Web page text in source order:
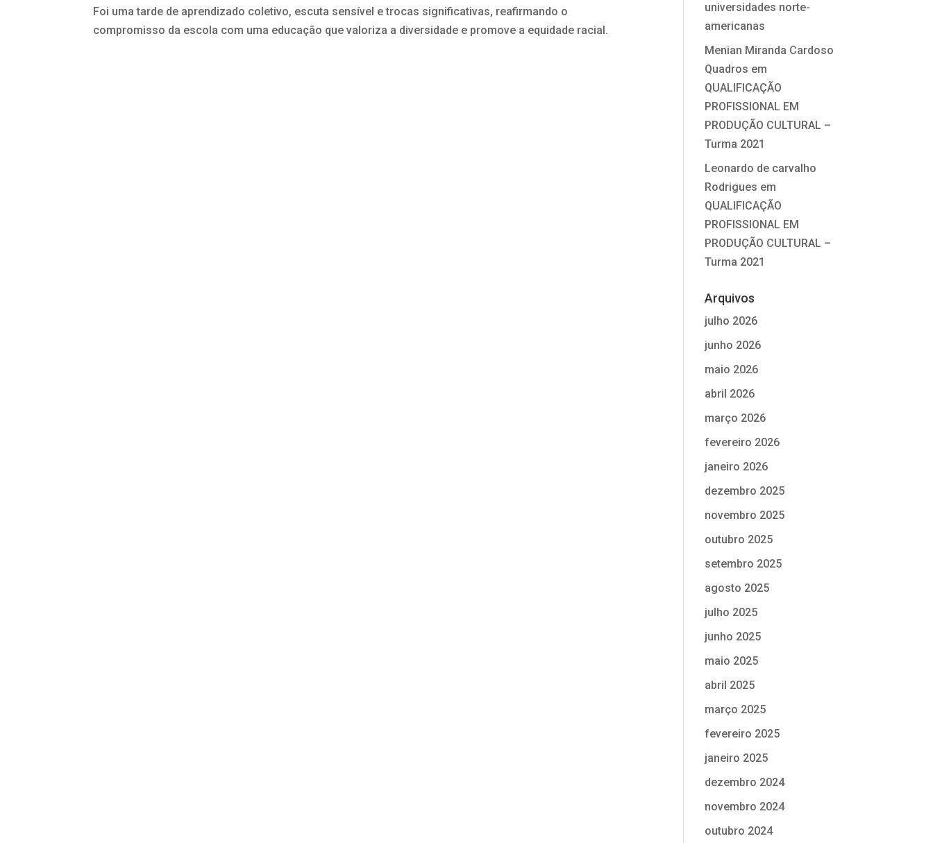
Foi uma tarde de aprendizado coletivo, escuta sensível e trocas significativas, reafirmando o
compromisso da escola com uma educação que valoriza a diversidade e promove a equidade racial.
universidades norte-
americanas
Menian Miranda Cardoso
Quadros em
QUALIFICAÇÃO
PROFISSIONAL EM
PRODUÇÃO CULTURAL –
Turma 2021
Leonardo de carvalho
Rodrigues em
QUALIFICAÇÃO
PROFISSIONAL EM
PRODUÇÃO CULTURAL –
Turma 2021
Arquivos
julho 2026
junho 2026
maio 2026
abril 2026
março 2026
fevereiro 2026
janeiro 2026
dezembro 2025
novembro 2025
outubro 2025
setembro 2025
agosto 2025
julho 2025
junho 2025
maio 2025
abril 2025
março 2025
fevereiro 2025
janeiro 2025
dezembro 2024
novembro 2024
outubro 2024